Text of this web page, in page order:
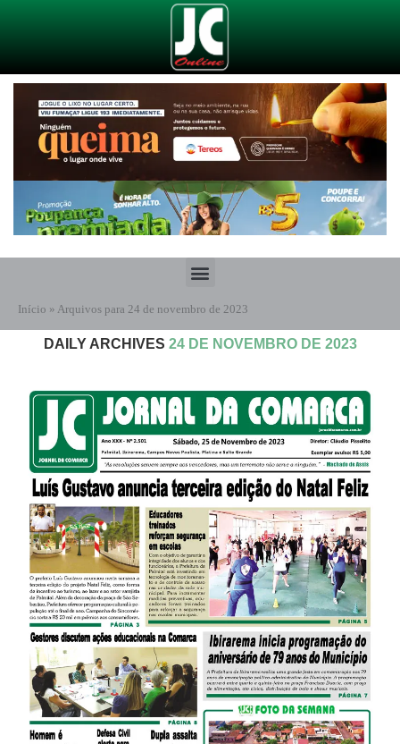
Início » Arquivos para 24 de novembro de 2023
DAILY ARCHIVES 24 DE NOVEMBRO DE 2023